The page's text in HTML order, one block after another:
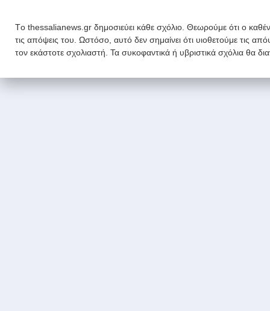
Tο thessalianews.gr δημοσιεύει κάθε σχόλιο. Θεωρούμε ότι ο
τις απόψεις του. Ωστόσο, αυτό δεν σημαίνει ότι υιοθετούμε τις
τον εκάστοτε σχολιαστή. Τα συκοφαντικά ή υβριστικά σχόλια θα